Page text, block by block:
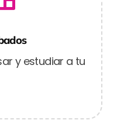
y estudiar a tu